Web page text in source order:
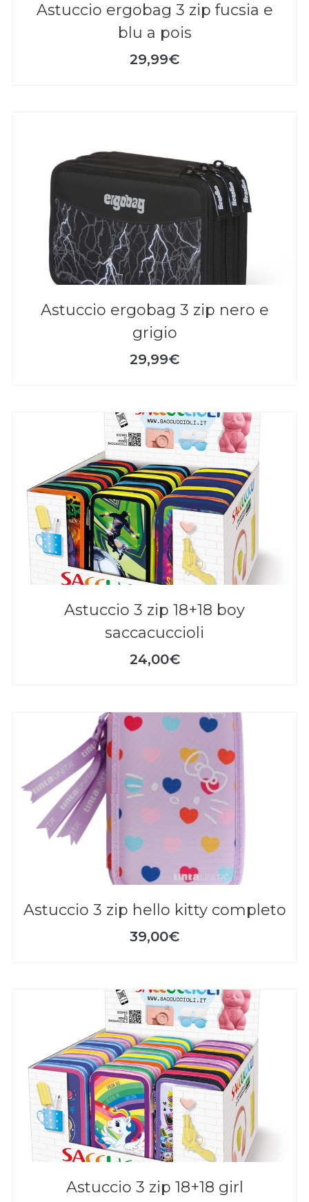
astuccio ergobag 3 zip fucsia e
blu a pois
29,99€
astuccio ergobag 3 zip nero e
grigio
29,99€
astuccio 3 zip 18+18 boy
saccacuccioli
24,00€
astuccio 3 zip hello kitty completo
39,00€
astuccio 3 zip 18+18 girl